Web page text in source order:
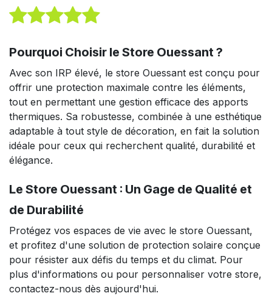
Pourquoi Choisir le Store Ouessant ?
Avec son IRP élevé, le store Ouessant est conçu pour
offrir une protection maximale contre les éléments,
tout en permettant une gestion efficace des apports
thermiques. Sa robustesse, combinée à une esthétique
adaptable à tout style de décoration, en fait la solution
idéale pour ceux qui recherchent qualité, durabilité et
élégance.
Le Store Ouessant : Un Gage de Qualité et
de Durabilité
Protégez vos espaces de vie avec le store Ouessant,
et profitez d'une solution de protection solaire conçue
pour résister aux défis du temps et du climat. Pour
plus d'informations ou pour personnaliser votre store,
contactez-nous dès aujourd'hui.